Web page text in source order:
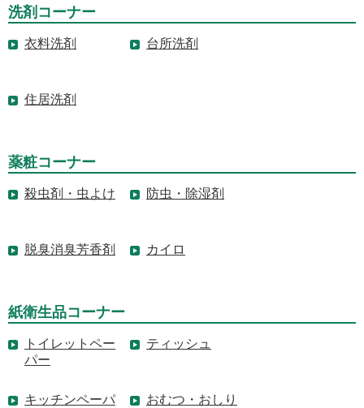
洗剤コーナー
衣料洗剤 台所洗剤
住居洗剤
薬粧コーナー
殺虫剤・虫よけ 防虫・除湿剤
脱臭消臭芳香剤 カイロ
紙衛生品コーナー
トイレットペー
パー
ティッシュ
キッチンペーパ
おむつ・おしり